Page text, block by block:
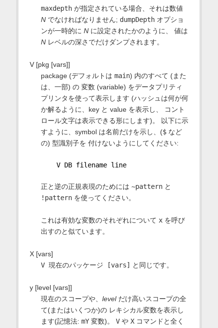
maxdepthが指定されている場合、それは数値
Nでなければなりません; dumpDepthオプショ
ンが一時的に Nに設定されたかのように、 値は
Nレベルの深さでだけダンプされます。
V [pkg [vars]]
package (デフォルトは main) 内のすべて (また
は、一部) の 変数 (variable) をデータプリティ
プリンタを使って表示します (ハッシュは何が何
か解るように、key と value を表示し、 コント
ロール文字は表示できる形にします)。 以下に示
すように、symbol は名前だけを示し、($など
の) 型識別子を 付けないようにしてください:
V DB filename line
正と逆の正規表現のためには ~patternと
!patternを使ってください。
これは有効な変数のそれぞれについて xを呼び
出すのと似ています。
X [vars]
V 現在のパッケージ [vars]
と同じです。
y [level [vars]]
現在のスコープや、 levelだけ高いスコープの全
て(またはいくつか)の レキシカル変数を表示し
ます(記憶法: mY変数)。 Vや Xコマンドと全く